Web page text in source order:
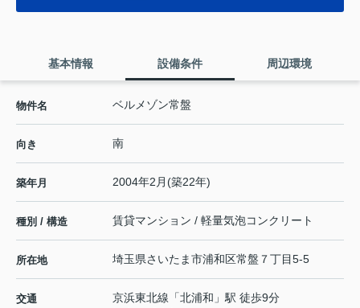
基本情報 設備条件 周辺環境
物件名 ベルメゾン常盤
向き 南
築年月 2004年2月(築22年)
種別 / 構造 賃貸マンション / 軽量気泡コンクリート
所在地 埼玉県さいたま市浦和区常盤 ７丁目5-5
交通 京浜東北線 「北浦和 」駅 徒歩9分